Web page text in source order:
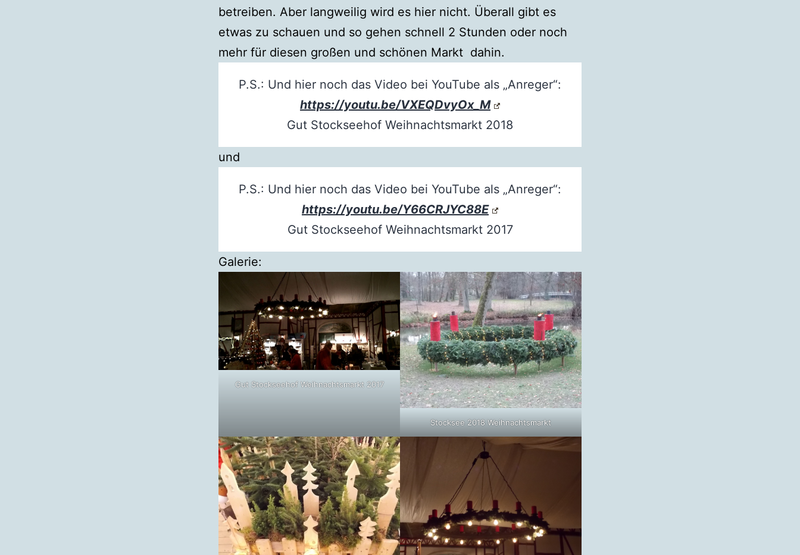
betreiben. Aber langweilig wird es hier nicht. Überall gibt es
etwas zu schauen und so gehen schnell 2 Stunden oder noch
mehr für diesen großen und schönen Markt dahin.
P.S.: Und hier noch das Video bei YouTube als „Anreger“:
https://youtu.be/VXEQDvyOx_M
Gut Stockseehof Weihnachtsmarkt 2018
und
P.S.: Und hier noch das Video bei YouTube als „Anreger“:
https://youtu.be/Y66CRJYC88E
Gut Stockseehof Weihnachtsmarkt 2017
Galerie:
Gut Stockseehof Weihnachtsmarkt 2017
Stocksee 2018 Weihnachtsmarkt